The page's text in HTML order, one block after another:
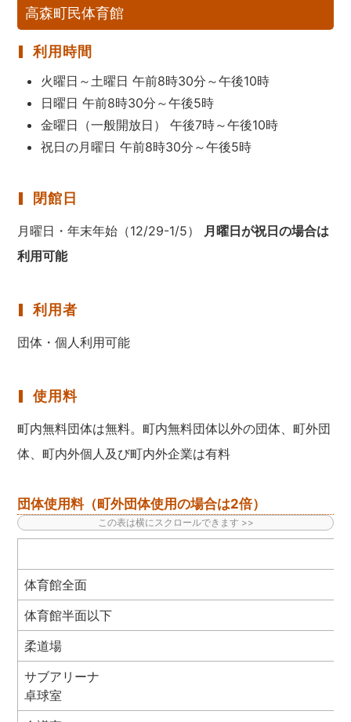
高森町民体育館
利用時間
火曜日～土曜日 午前8時30分～午後10時
日曜日 午前8時30分～午後5時
金曜日（一般開放日） 午後7時～午後10時
祝日の月曜日 午前8時30分～午後5時
閉館日
月曜日・年末年始（12/29-1/5）
月曜日が祝日の場合は
利用可能
利用者
団体・個人利用可能
使用料
町内無料団体は無料。町内無料団体以外の団体、町外団
体、町内外個人及び町内外企業は有料
団体使用料（町外団体使用の場合は2倍）
体育館全面
体育館半面以下
柔道場
サブアリーナ
卓球室